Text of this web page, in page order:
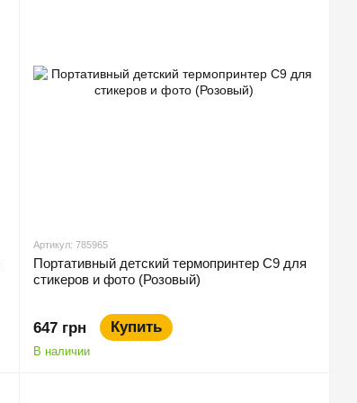
Артикул: 785965
Портативный детский термопринтер С9 для
стикеров и фото (Розовый)
647 грн Купить
В наличии